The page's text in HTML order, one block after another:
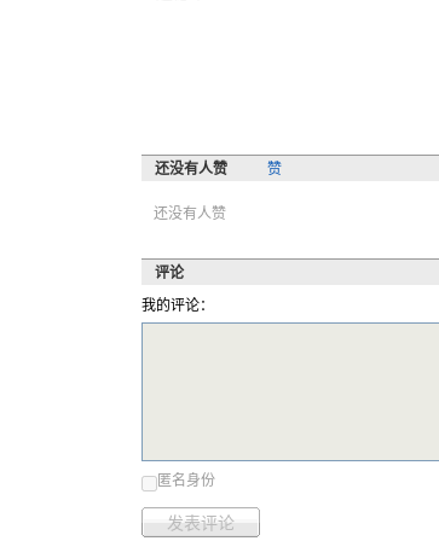
还没有人赞 赞
还没有人赞
评论
我的评论：
匿名身份
发表评论